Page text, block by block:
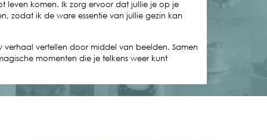
leven komen. Ik zorg ervoor dat jullie je op je
zodat ik de ware essentie van jullie gezin kan
verhaal vertellen door middel van beelden. Samen
momenten die je telkens weer kunt